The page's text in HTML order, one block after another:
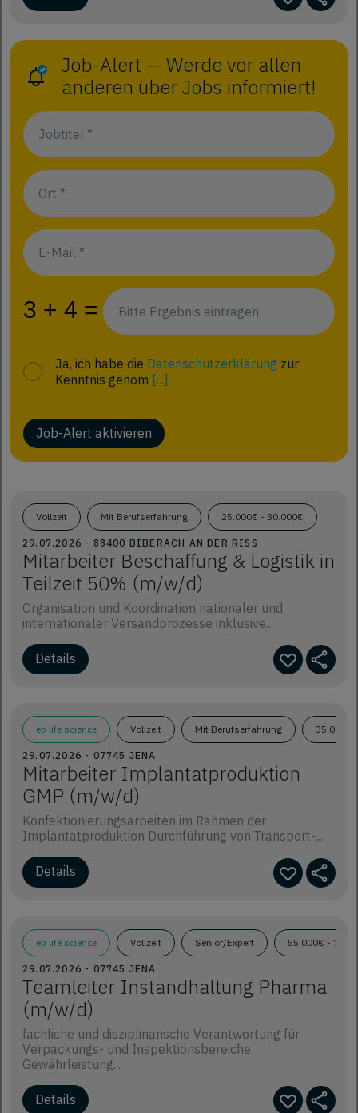
Job-Alert — Werde vor allen
anderen über Jobs informiert!
Ja, ich habe die Datenschutzerklärung zur
Kenntnis genom [...]
Job-Alert aktivieren
Vollzeit Mit Berufserfahrung 25.000€ - 30.000€
29.07.2026 - 88400 BIBERACH AN DER RISS
Mitarbeiter Beschaffung & Logistik in
Teilzeit 50% (m/w/d)
Organisation und Koordination nationaler und
internationaler Versandprozesse inklusive...
Details
ep life science Vollzeit Mit Berufserfahrung 35.000€
29.07.2026 - 07745 JENA
Mitarbeiter Implantatproduktion
GMP (m/w/d)
Konfektionierungsarbeiten im Rahmen der
Implantatproduktion Durchführung von Transport-,...
Details
ep life science Vollzeit Senior/Expert 55.000€ -
29.07.2026 - 07745 JENA
Teamleiter Instandhaltung Pharma
(m/w/d)
fachliche und disziplinarische Verantwortung für
Verpackungs- und Inspektionsbereiche
Gewährleistung...
Details